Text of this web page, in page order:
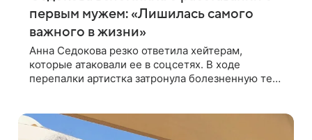
первым мужем: «Лишилась самого
важного в жизни»
Анна Седокова резко ответила хейтерам,
которые атаковали ее в соцсетях. В ходе
перепалки артистка затронула болезненную тему